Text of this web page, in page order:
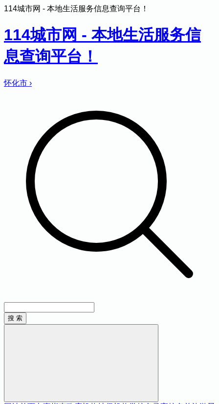
114城市网 - 本地生活服务信息查询平台！
114城市网 - 本地生活服务信
息查询平台！
怀化市 ›